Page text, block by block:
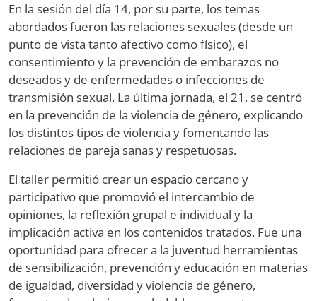
En la sesión del día 14, por su parte, los temas
abordados fueron las relaciones sexuales (desde un
punto de vista tanto afectivo como físico), el
consentimiento y la prevención de embarazos no
deseados y de enfermedades o infecciones de
transmisión sexual. La última jornada, el 21, se centró
en la prevención de la violencia de género, explicando
los distintos tipos de violencia y fomentando las
relaciones de pareja sanas y respetuosas.
El taller permitió crear un espacio cercano y
participativo que promovió el intercambio de
opiniones, la reflexión grupal e individual y la
implicación activa en los contenidos tratados. Fue una
oportunidad para ofrecer a la juventud herramientas
de sensibilización, prevención y educación en materias
de igualdad, diversidad y violencia de género,